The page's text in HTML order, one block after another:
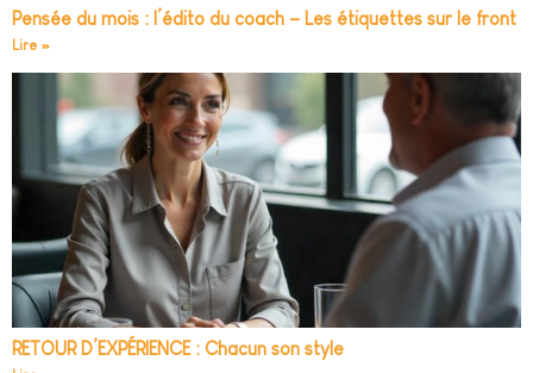
Pensée du mois : l’édito du coach – Les étiquettes sur le front
Lire »
RETOUR D’EXPÉRIENCE : Chacun son style